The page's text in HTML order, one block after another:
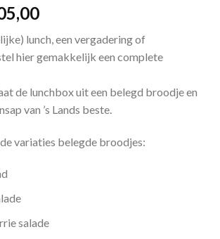
Prijsklasse:
tot
€105,00
lunch, een vergadering of
hier gemakkelijk een complete
de lunchbox uit een belegd broodje en
van ’s Lands beste.
variaties belegde broodjes:
salade